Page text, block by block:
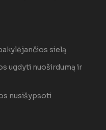
sielą
ugdyti nuoširdumą ir
nusišypsoti